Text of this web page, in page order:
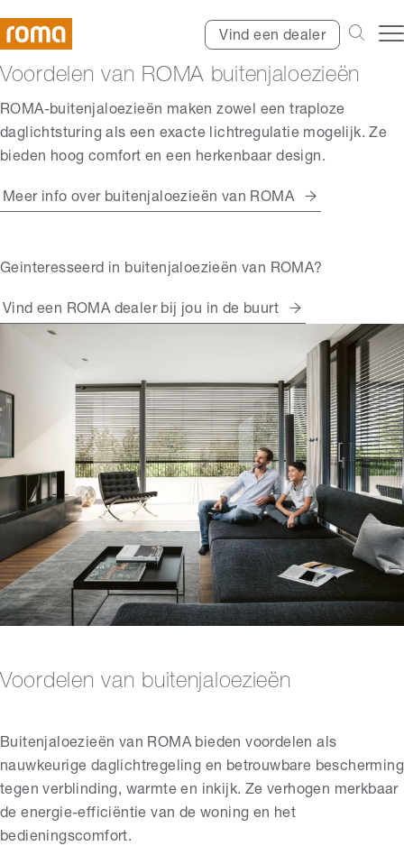
Vind een dealer
Voordelen van ROMA buitenjaloezieën
ROMA-buitenjaloezieën maken zowel een traploze
daglichtsturing als een exacte lichtregulatie mogelijk. Ze
bieden hoog comfort en een herkenbaar design.
Meer info over buitenjaloezieën van ROMA
Geinteresseerd in buitenjaloezieën van ROMA?
Vind een ROMA dealer bij jou in de buurt
Voordelen van buitenjaloezieën
Buitenjaloezieën van ROMA bieden voordelen als
nauwkeurige daglichtregeling en betrouwbare bescherming
tegen verblinding, warmte en inkijk. Ze verhogen merkbaar
de energie-efficiëntie van de woning en het
bedieningscomfort.